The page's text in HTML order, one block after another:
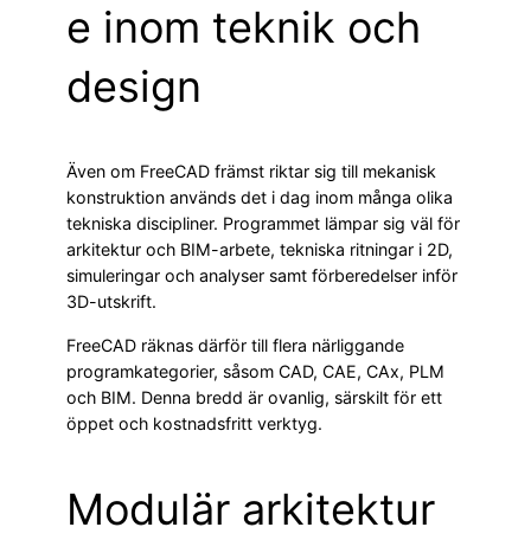
e inom teknik och
design
Även om FreeCAD främst riktar sig till mekanisk
konstruktion används det i dag inom många olika
tekniska discipliner. Programmet lämpar sig väl för
arkitektur och BIM-arbete, tekniska ritningar i 2D,
simuleringar och analyser samt förberedelser inför
3D-utskrift.
FreeCAD räknas därför till flera närliggande
programkategorier, såsom CAD, CAE, CAx, PLM
och BIM. Denna bredd är ovanlig, särskilt för ett
öppet och kostnadsfritt verktyg.
Modulär arkitektur